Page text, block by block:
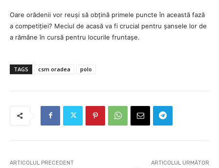
Oare orădenii vor reuși să obțină primele puncte în această fază
a competiției? Meciul de acasă va fi crucial pentru șansele lor de
a rămâne în cursă pentru locurile fruntașe.
TAGS csm oradea polo
ARTICOLUL PRECEDENT ARTICOLUL URMĂTOR